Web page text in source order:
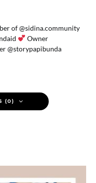
of @sidina.community
Owner
@storypapibunda
(0)